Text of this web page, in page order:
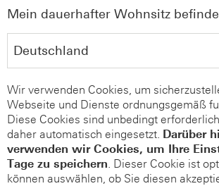
Mein dauerhafter Wohnsitz
Wir verwenden Cookies, um
Webseite und Dienste ordnungsgemäß
Diese Cookies sind unbedingt
daher automatisch eingesetzt. Darüber
verwenden wir Cookies, um Ihre
Tage zu speichern. Dieser Cookie ist
können auswählen, ob Sie diesen